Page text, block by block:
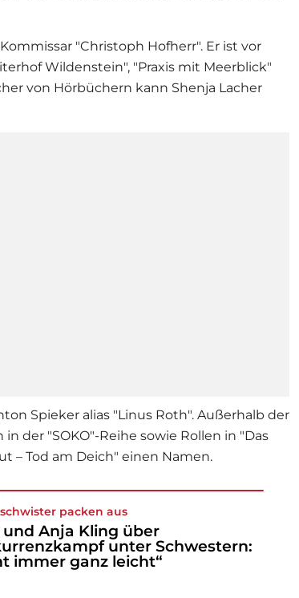
"Christoph Hofherr". Er ist vor
Wildenstein", "Praxis mit Meerblick"
von Hörbüchern kann Shenja Lacher
Spieker alias "Linus Roth". Außerhalb der
der "SOKO"-Reihe sowie Rollen in "Das
– Tod am Deich" einen Namen.
packen aus
und Anja Kling über
unter Schwestern:
immer ganz leicht“